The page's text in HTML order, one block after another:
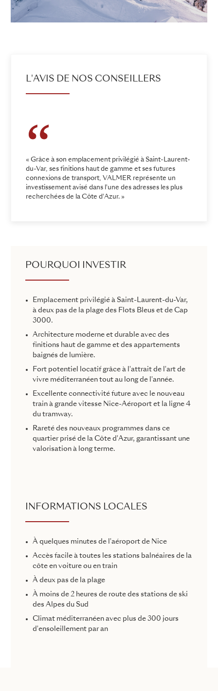
L'AVIS DE NOS CONSEILLERS
« Grâce à son emplacement privilégié à Saint-Laurent-
du-Var, ses finitions haut de gamme et ses futures
connexions de transport, VALMER représente un
investissement avisé dans l'une des adresses les plus
recherchées de la Côte d'Azur. »
POURQUOI INVESTIR
Emplacement privilégié à Saint-Laurent-du-Var,
à deux pas de la plage des Flots Bleus et de Cap
3000.
Architecture moderne et durable avec des
finitions haut de gamme et des appartements
baignés de lumière.
Fort potentiel locatif grâce à l'attrait de l'art de
vivre méditerranéen tout au long de l'année.
Excellente connectivité future avec le nouveau
train à grande vitesse Nice-Aéroport et la ligne 4
du tramway.
Rareté des nouveaux programmes dans ce
quartier prisé de la Côte d'Azur, garantissant une
valorisation à long terme.
INFORMATIONS LOCALES
À quelques minutes de l'aéroport de Nice
Accès facile à toutes les stations balnéaires de la
côte en voiture ou en train
À deux pas de la plage
À moins de 2 heures de route des stations de ski
des Alpes du Sud
Climat méditerranéen avec plus de 300 jours
d'ensoleillement par an